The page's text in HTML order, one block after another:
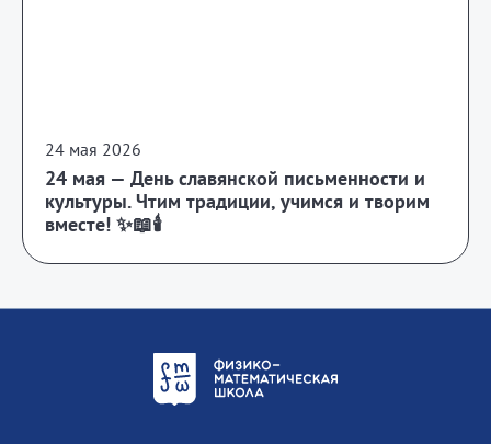
24 мая 2026
24 мая — День славянской письменности и
культуры. Чтим традиции, учимся и творим
вместе! ✨📖🕯️